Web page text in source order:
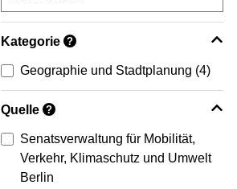
Kategorie ?
Geographie und Stadtplanung (4)
Quelle ?
Senatsverwaltung für Mobilität,
Verkehr, Klimaschutz und Umwelt
Berlin